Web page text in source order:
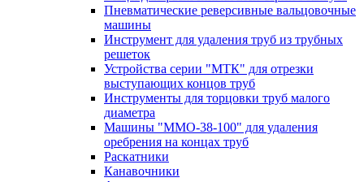
Пневматические реверсивные вальцовочные
машины
Инструмент для удаления труб из трубных
решеток
Устройства серии "МТК" для отрезки
выступающих концов труб
Инструменты для торцовки труб малого
диаметра
Машины "ММО-38-100" для удаления
оребрения на концах труб
Раскатники
Канавочники